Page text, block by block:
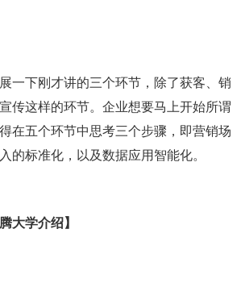
一下刚才讲的三个环节，除了获客、销
传这样的环节。企业想要马上开始所谓
在五个环节中思考三个步骤，即营销场
的标准化，以及数据应用智能化。
大学介绍】